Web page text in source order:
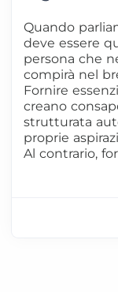
Quando
deve essere
persona che
compirà nel
Fornire
creano
strutturata
proprie
Al contrario,